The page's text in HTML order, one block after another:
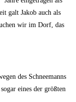
galt Jakob auch als
wir im Dorf, das
des Schnee­manns
eines der größ­ten